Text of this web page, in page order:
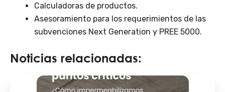
Calculadoras de productos.
Asesoramiento para los requerimientos de las
subvenciones Next Generation y PREE 5000.
Noticias relacionadas: